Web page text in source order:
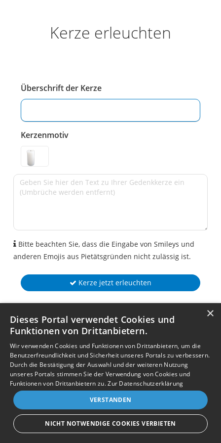
Kerze erleuchten
Überschrift der Kerze
Kerzenmotiv
Bitte beachten Sie, dass die Eingabe von Smileys und
anderen Emojis aus Pietätsgründen nicht zulässig ist.
Kerze jetzt erleuchten
×
Dieses Portal verwendet Cookies und
Funktionen von Drittanbietern.
Wir verwenden Cookies und Funktionen von Drittanbietern, um die
Benutzerfreundlichkeit und Sicherheit unseres Portals zu verbessern.
Durch die Bestätigung der Auswahl und der weiteren Nutzung
unseres Portals stimmen Sie der Verwendung von Cookies und
Funktionen von Drittanbietern zu.Zur Datenschutzerklärung
VERSTANDEN
NICHT NOTWENDIGE COOKIES VERBIETEN